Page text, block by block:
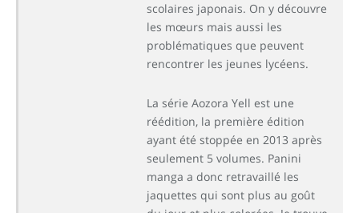
scolaires japonais. On y découvre
les mœurs mais aussi les
problématiques que peuvent
rencontrer les jeunes lycéens.
La série Aozora Yell est une
réédition, la première édition
ayant été stoppée en 2013 après
seulement 5 volumes. Panini
manga a donc retravaillé les
jaquettes qui sont plus au goût